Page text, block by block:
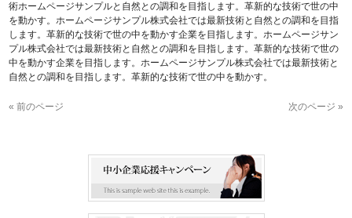
術ホームページサンプルと自然との調和を目指します。革新的な技術で世の中
を動かす。ホームページサンプル株式会社では最新技術と自然との調和を目指
します。革新的な技術で世の中を動かす企業を目指します。ホームページサン
プル株式会社では最新技術と自然との調和を目指します。革新的な技術で世の
中を動かす企業を目指します。ホームページサンプル株式会社では最新技術と
自然との調和を目指します。革新的な技術で世の中を動かす。
« 前のページ 次のページ »